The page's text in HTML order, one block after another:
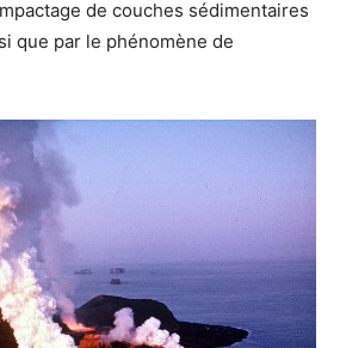
de couches sédimentaires
que par le phénomène de